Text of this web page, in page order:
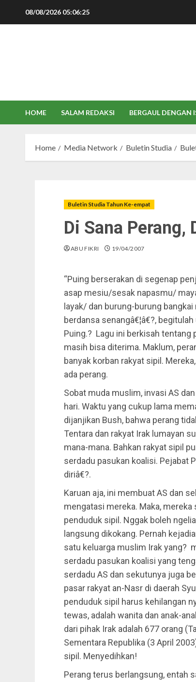
08/08/2026 05:06:25
HOME SALAM REDAKSI BERGAUL DENGAN
Home Media Network Buletin Studia
Buletin Studia Tahun Ke-empat
Di Sana Perang,
ABU FIKRI 19/04/2007
“Puing berserakan di segenap
asap mesiu/sesak napasmu/
layak/ dan burung-burung
berdansa senangâ€¦â€?,
Puing.? Lagu ini berkisah tentang
masih bisa diterima. Maklum,
banyak korban rakyat sipil.
ada perang.
Sobat muda muslim, invasi AS
hari. Waktu yang cukup lama
dijanjikan Bush, bahwa perang
Tentara dan rakyat Irak lumayan
mana-mana. Bahkan rakyat sipil
serdadu pasukan koalisi. Pejabat
diriâ€?.
Karuan aja, ini membuat AS dan
mengatasi mereka. Maka,
penduduk sipil. Nggak boleh
langsung dikokang. Pernah
satu keluarga muslim Irak yang?
serdadu pasukan koalisi yang
serdadu AS dan sekutunya juga
pasar rakyat an-Nasr di daerah
penduduk sipil harus kehilangan
tewas, adalah wanita dan anak-
dari pihak Irak adalah 677 orang
Sementara Republika (3 April
sipil. Menyedihkan!
Perang terus berlangsung, entah